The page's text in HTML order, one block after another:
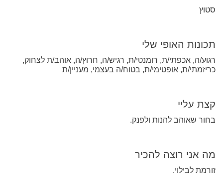
סטוץ
תכונות האופי שלי
רגוע/ה, אכפתי/ת, רומנטי/ת, רגיש/ה, חרוץ/ה, אוהב/ת לצחוק,
כריזמתי/ת, אופטימי/ת, בטוח/ה בעצמי, מעניין/ת
קצת עליי
בחור שאוהב להנות ולפנק.
מה אני רוצה להכיר
זורמת לבילוי.